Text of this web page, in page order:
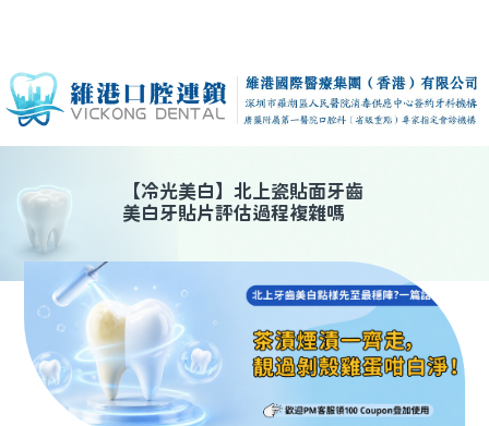
【冷光美白】 北上瓷貼面牙齒
美白牙貼片評估過程複雜嗎